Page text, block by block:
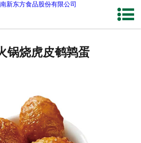
深圳调味品
深圳鸡蛋壳粉
锅烧虎皮鹌鹑蛋